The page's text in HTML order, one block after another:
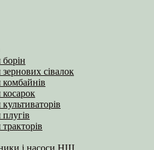
сівалок